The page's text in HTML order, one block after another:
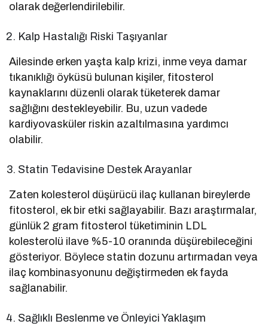
olarak değerlendirilebilir.
Kalp Hastalığı Riski Taşıyanlar
Ailesinde erken yaşta kalp krizi, inme veya damar
tıkanıklığı öyküsü bulunan kişiler, fitosterol
kaynaklarını düzenli olarak tüketerek damar
sağlığını destekleyebilir. Bu, uzun vadede
kardiyovasküler riskin azaltılmasına yardımcı
olabilir.
Statin Tedavisine Destek Arayanlar
Zaten kolesterol düşürücü ilaç kullanan bireylerde
fitosterol, ek bir etki sağlayabilir. Bazı araştırmalar,
günlük 2 gram fitosterol tüketiminin LDL
kolesterolü ilave %5-10 oranında düşürebileceğini
gösteriyor. Böylece statin dozunu artırmadan veya
ilaç kombinasyonunu değiştirmeden ek fayda
sağlanabilir.
Sağlıklı Beslenme ve Önleyici Yaklaşım